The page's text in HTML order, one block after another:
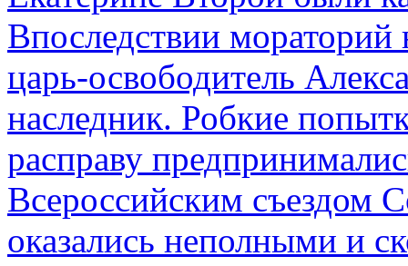
Впоследствии мораторий
царь-освободитель
наследник. Робкие
расправу
Всероссийским съездом
оказались неполными и